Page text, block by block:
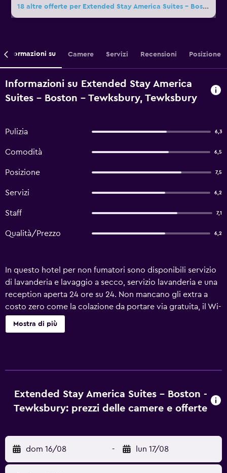
18 altre offerte per Extended Stay America Suites - Boston - Tewksbury
Informazioni su Camere Servizi Recensioni Posizione
Informazioni su Extended Stay America
Suites - Boston - Tewksbury, Tewksbury
Pulizia 6,3
Comodità 6,5
Posizione 7,5
Servizi 6,2
Staff 7,1
Qualità/Prezzo 6,2
In questo hotel per non fumatori sono disponibili servizio
di lavanderia e lavaggio a secco, servizio lavanderia e una
reception aperta 24 ore su 24. Non mancano gli extra a
costo zero come la colazione da portare via gratuita, il Wi-
Fi gratuito nelle aree comuni e un parcheggio gratuito.
Altri servizi includono servizio auto o limousine, una
preparazione di caffè/tè e ferri/assi da stiro. La TV a
schermo piatto con canali premium via cavo. Cucina con
combinazione doccia/vasca e set di cortesia gratuiti.
Questo hotel di Tewksbury offre accesso wireless a
Internet gratuito. Le dotazioni business comprendono
Mostra di più
Extended Stay America Suites - Boston -
Tewksbury: prezzi delle camere e offerte
dom 16/08 - lun 17/08